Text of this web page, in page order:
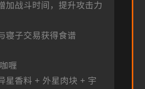
加战斗时间，提升攻击力
寝子交易获得食谱
喱
星香料 + 外星肉块 + 宇